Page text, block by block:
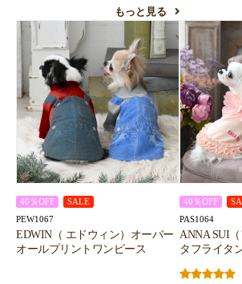
もっと見る
40％OFF SALE
PEW1067
EDWIN（ エドウィン）オーバー
オールプリントワンピース
40％OFF
PAS1064
ANNA SUI
タフライタ
お買い物を続ける